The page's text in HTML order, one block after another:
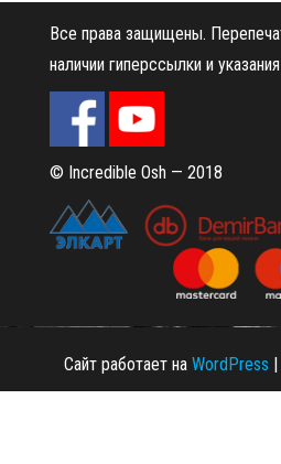
Все права защищены.
наличии гиперссылки и
© Incredible Osh — 2018
Сайт работает на WordPress |